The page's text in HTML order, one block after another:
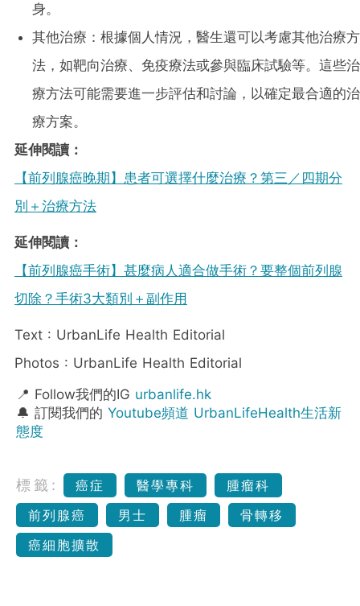
身。
其他治療：根據個人情況，醫生還可以考慮其他治療方
法，如靶向治療、免疫療法或參與臨床試驗等。這些治
療方法可能需要進一步評估和討論，以確定最合適的治
療方案。
延伸閱讀：
【前列腺癌晚期】患者可選擇什麼治療？第三／四期分
別＋治療方法
延伸閱讀：
【前列腺癌手術】甚麼病人適合做手術？要整個前列腺
切除？手術3大類別＋副作用
Text : UrbanLife Health Editorial
Photos : UrbanLife Health Editorial
📍 Follow我們的IG urbanlife.hk
🔔 訂閱我們的 Youtube頻道 UrbanLifeHealth生活新
態度
標籤: 癌症 醫學專科
腫瘤科
前列腺癌
男士 腫瘤
骨轉移
癌細胞擴散